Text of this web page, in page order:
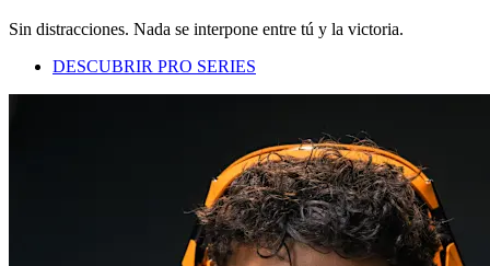
Sin distracciones. Nada se interpone entre tú y la victoria.
DESCUBRIR PRO SERIES